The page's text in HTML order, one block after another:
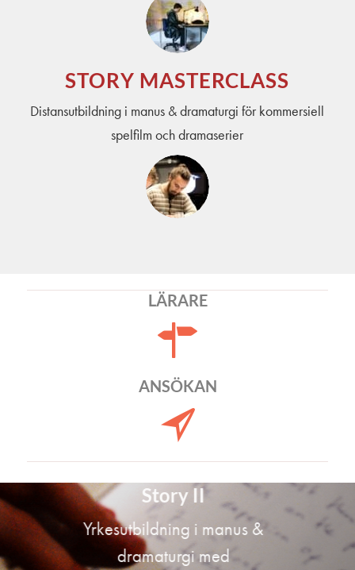
STORY MASTERCLASS
Distansutbildning i manus & dramaturgi för kommersiell
spelfilm och dramaserier
LÄRARE
ANSÖKAN
Story II
Yrkesutbildning i manus &
dramaturgi med